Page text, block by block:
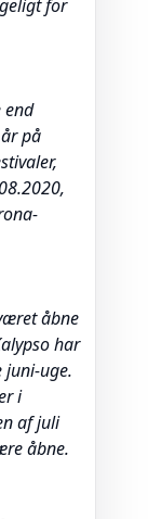
for
end
på
åbne
har
uge.
i
af juli
åbne.